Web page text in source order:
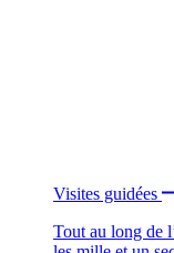
Visites guidées
Tout au long de